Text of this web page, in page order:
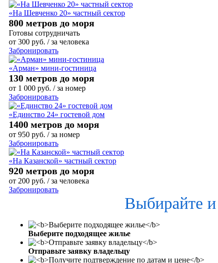
«На Шевченко 20» частный сектор
800 метров до моря
Готовы сотрудничать
от 300 руб. / за человека
Забронировать
«Арман» мини-гостиница
130 метров до моря
от 1 000 руб. / за номер
Забронировать
«Единство 24» гостевой дом
1400 метров до моря
от 950 руб. / за номер
Забронировать
«На Казанской» частный сектор
920 метров до моря
от 200 руб. / за человека
Забронировать
Выбирайте
Выберите подходящее жилье
Отправьте заявку владельцу